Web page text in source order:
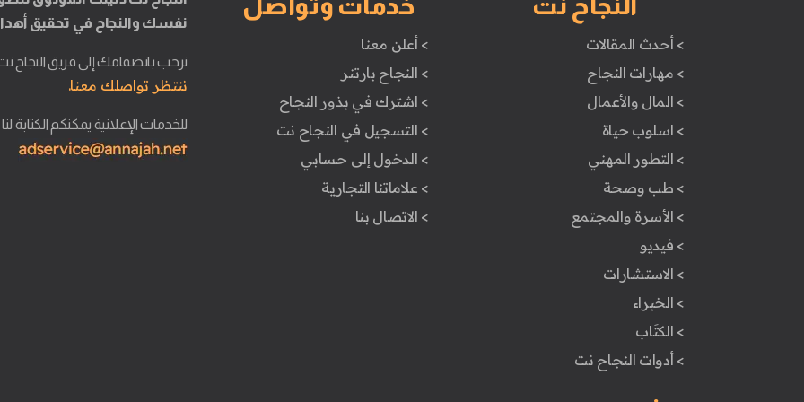
النجاح نت
> أحدث المقالات
> مهارات النجاح
> المال والأعمال
> اسلوب حياة
> التطور المهني
> طب وصحة
> الأسرة والمجتمع
> فيديو
> الاستشارات
> الخبراء
> الكتَاب
> أدوات النجاح نت
خدمات وتواصل
> أعلن معنا
> النجاح بارتنر
> اشترك في بذور النجاح
> التسجيل في النجاح نت
> الدخول إلى حسابي
> علاماتنا التجارية
> الاتصال بنا
نفسك والنجاح في تحقيق
نرحب بانضمامك إلى فريق النجاح
ننتظر تواصلك معنا.
للخدمات الإعلانية يمكنكم الكتابة لنا